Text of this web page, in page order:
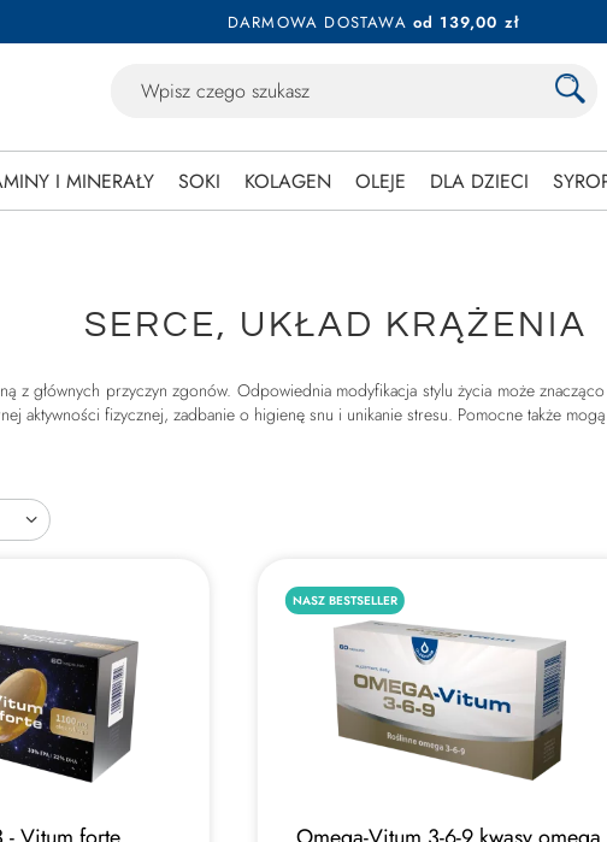
DARMOWA DOSTAWA od 139,00 zł
I MINERAŁY SOKI KOLAGEN OLEJE DLA DZIECI
SERCE, UKŁAD KRĄŻENIA
z głównych przyczyn zgonów. Odpowiednia modyfikacja stylu życia może
aktywności fizycznej, zadbanie o higienę snu i unikanie stresu. Pomocne także
NASZ BESTSELLER